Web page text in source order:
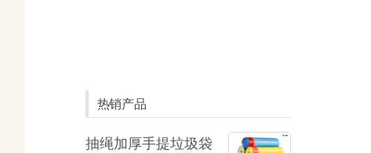
热销产品
抽绳加厚手提垃圾袋